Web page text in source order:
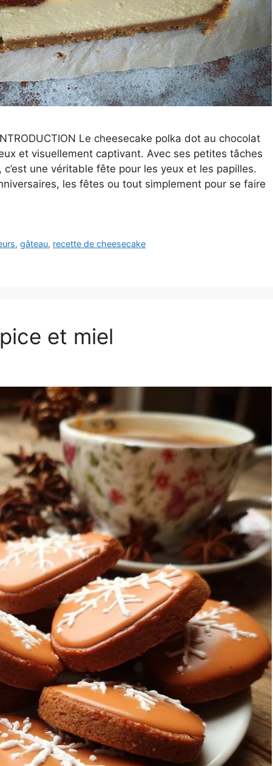
Le cheesecake polka dot au chocolat
et visuellement captivant. Avec ses petites tâches
une véritable fête pour les yeux et les papilles.
les fêtes ou tout simplement pour se faire
,gâteau, recette de cheesecake
et miel